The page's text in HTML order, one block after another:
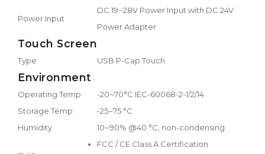
Power Input
DC 19~28V Power Input with DC 24V
Power Adapter
Touch Screen
Type USB P-Cap Touch
Environment
Operating Temp
-20~70°C IEC-60068-2-1/2/14
Storage Temp
-25~75 °C
Humidity
10~90% @40 °C, non-condensing
FCC / CE Class A Certification